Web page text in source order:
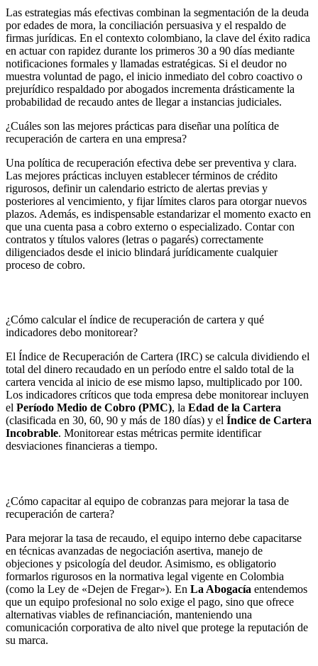
Las estrategias más efectivas combinan la segmentación de la deuda
por edades de mora, la conciliación persuasiva y el respaldo de
firmas jurídicas. En el contexto colombiano, la clave del éxito radica
en actuar con rapidez durante los primeros 30 a 90 días mediante
notificaciones formales y llamadas estratégicas. Si el deudor no
muestra voluntad de pago, el inicio inmediato del cobro coactivo o
prejurídico respaldado por abogados incrementa drásticamente la
probabilidad de recaudo antes de llegar a instancias judiciales.
¿Cuáles son las mejores prácticas para diseñar una política de
recuperación de cartera en una empresa?
Una política de recuperación efectiva debe ser preventiva y clara.
Las mejores prácticas incluyen establecer términos de crédito
rigurosos, definir un calendario estricto de alertas previas y
posteriores al vencimiento, y fijar límites claros para otorgar nuevos
plazos. Además, es indispensable estandarizar el momento exacto en
que una cuenta pasa a cobro externo o especializado. Contar con
contratos y títulos valores (letras o pagarés) correctamente
diligenciados desde el inicio blindará jurídicamente cualquier
proceso de cobro.
¿Cómo calcular el índice de recuperación de cartera y qué
indicadores debo monitorear?
El Índice de Recuperación de Cartera (IRC) se calcula dividiendo el
total del dinero recaudado en un período entre el saldo total de la
cartera vencida al inicio de ese mismo lapso, multiplicado por 100.
Los indicadores críticos que toda empresa debe monitorear incluyen
el Período Medio de Cobro (PMC), la Edad de la Cartera
(clasificada en 30, 60, 90 y más de 180 días) y el Índice de Cartera
Incobrable. Monitorear estas métricas permite identificar
desviaciones financieras a tiempo.
¿Cómo capacitar al equipo de cobranzas para mejorar la tasa de
recuperación de cartera?
Para mejorar la tasa de recaudo, el equipo interno debe capacitarse
en técnicas avanzadas de negociación asertiva, manejo de
objeciones y psicología del deudor. Asimismo, es obligatorio
formarlos rigurosos en la normativa legal vigente en Colombia
(como la Ley de «Dejen de Fregar»). En La Abogacía entendemos
que un equipo profesional no solo exige el pago, sino que ofrece
alternativas viables de refinanciación, manteniendo una
comunicación corporativa de alto nivel que protege la reputación de
su marca.